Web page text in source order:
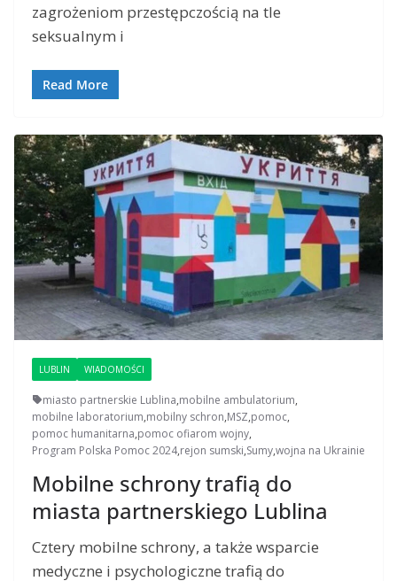
zagrożeniom przestępczością na tle
seksualnym i
Read More
LUBLIN WIADOMOŚCI
miasto partnerskie Lublina,mobilne ambulatorium,
mobilne laboratorium,mobilny schron,MSZ,pomoc,
pomoc humanitarna,pomoc ofiarom wojny,
Program Polska Pomoc 2024,rejon sumski,Sumy,wojna na Ukrainie
Mobilne schrony trafią do
miasta partnerskiego Lublina
Cztery mobilne schrony, a także wsparcie
medyczne i psychologiczne trafią do